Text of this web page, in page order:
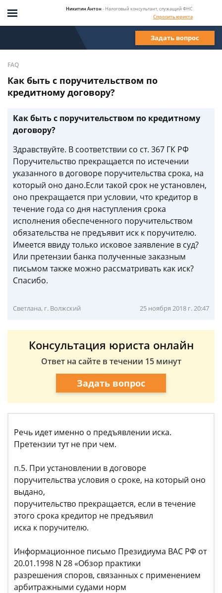
Никитин Антон - Налоговый консультант, служащий ФНС
Спросить юриста
Задать вопрос
FAQ
Как быть с поручительством по
кредитному договору?
Как быть с поручительством по кредитному
договору?
Здравствуйте. В соответствии со ст. 367 ГК РФ
Поручительство прекращается по истечении
указанного в договоре поручительства срока, на
который оно дано.Если такой срок не установлен,
оно прекращается при условии, что кредитор в
течение года со дня наступления срока
исполнения обеспеченного поручительством
обязательства не предъявит иск к поручителю.
Имеется ввиду только исковое заявление в суд?
Или претензии банка полученные заказным
письмом также можно рассматривать как иск?
Спасибо.
Светлана, г. Волжский 25 ноября 2018 г. 20:47
Консультация юриста онлайн
Ответ на сайте в течении 15 минут
Задать вопрос
Речь идет именно о предъявлении иска.
Претензии тут не при чем.
п.5. При установлении в договоре
поручительства условия о сроке, на который оно
выдано,
поручительство прекращается, если в течение
этого срока кредитор не предъявил
иска к поручителю.
Информационное письмо Президиума ВАС РФ от
20.01.1998 N 28 «Обзор практики
разрешения споров, связанных с применением
арбитражными судами норм